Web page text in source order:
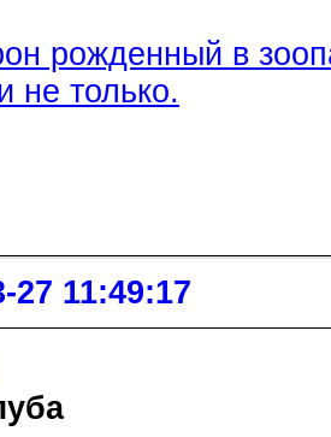
рожденный в
не только.
27 11:49:17